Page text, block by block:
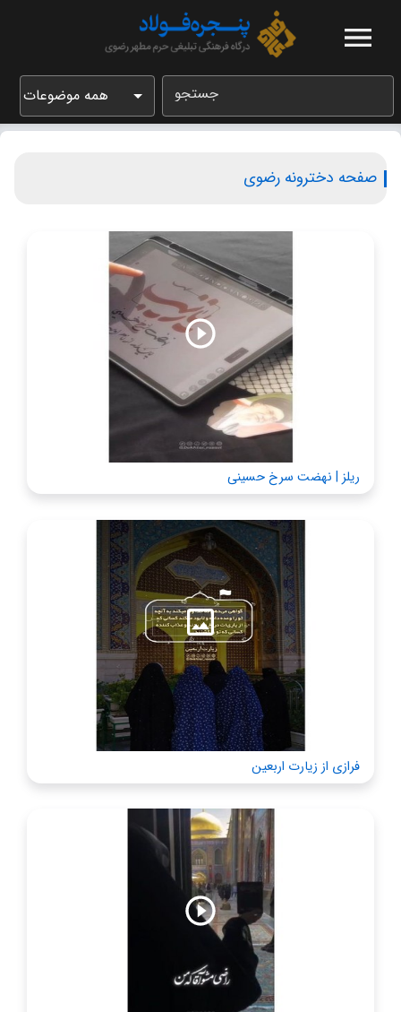
جستجو همه موضوعات
صفحه دخترونه رضوی
ریلز | نهضت سرخ حسینی
فرازی از زیارت اربعین